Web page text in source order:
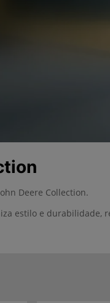
Deere Collection.
estilo e durabilidade,